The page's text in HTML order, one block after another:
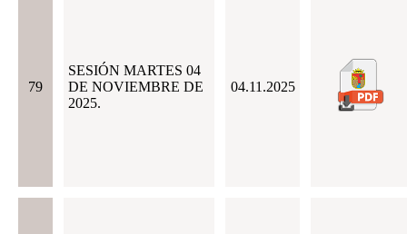
79
SESIÓN MARTES 04
DE NOVIEMBRE DE
2025.
04.11.2025